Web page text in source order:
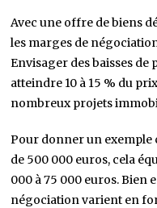
Avec une offre de biens
les marges de
Envisager des baisses
atteindre 10 à 15 % du
nombreux projets
Pour donner un exemple
de 500 000 euros, cela
000 à 75 000 euros. Bien
négociation varient en